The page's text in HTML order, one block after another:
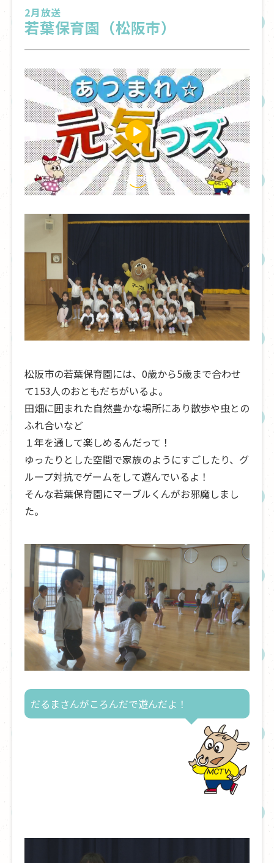
2月放送
若葉保育園（松阪市）
松阪市の若葉保育園には、0歳から5歳まで合わせ
て153人のおともだちがいるよ。
田畑に囲まれた自然豊かな場所にあり散歩や虫との
ふれ合いなど
１年を通して楽しめるんだって！
ゆったりとした空間で家族のようにすごしたり、グ
ループ対抗でゲームをして遊んでいるよ！
そんな若葉保育園にマーブルくんがお邪魔しまし
た。
だるまさんがころんだで遊んだよ！